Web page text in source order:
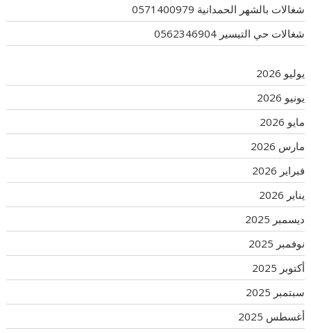
شغالات بالشهر الحمدانية 0571400979
شغالات حي التيسير 0562346904
يوليو 2026
يونيو 2026
مايو 2026
مارس 2026
فبراير 2026
يناير 2026
ديسمبر 2025
نوفمبر 2025
أكتوبر 2025
سبتمبر 2025
أغسطس 2025